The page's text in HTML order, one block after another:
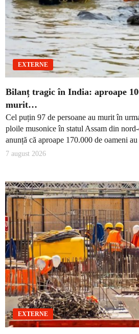
EXTERNE
Bilanț tragic în India: aproape
murit…
Cel puțin 97 de persoane au murit în
ploile musonice în statul Assam din
anunță că aproape 170.000 de oameni
7 august 2026
EXTERNE